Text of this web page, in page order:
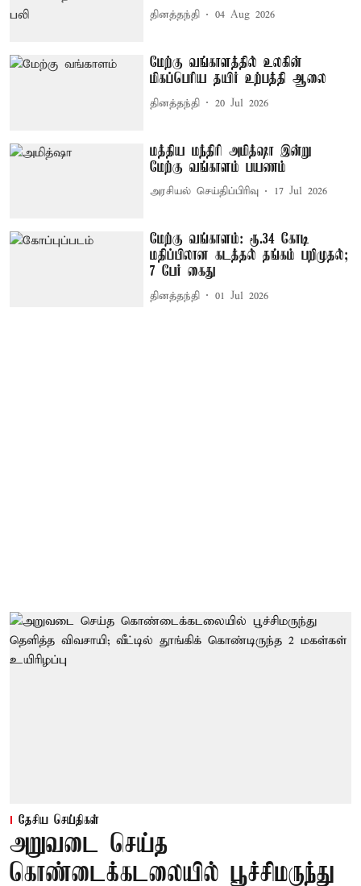
தினத்தந்தி 04 Aug 2026
மேற்கு வங்காளத்தில் உலகின்
மிகப்பெரிய தயிர் உற்பத்தி ஆலை
தினத்தந்தி 20 Jul 2026
மத்திய மந்திரி அமித்ஷா இன்று
மேற்கு வங்காளம் பயணம்
அரசியல் செய்திப்பிரிவு 17 Jul 2026
மேற்கு வங்காளம்: ரூ.34 கோடி
மதிப்பிலான கடத்தல் தங்கம் பறிமுதல்;
7 பேர் கைது
தினத்தந்தி 01 Jul 2026
தேசிய செய்திகள்
அறுவடை செய்த
கொண்டைக்கடலையில் பூச்சிமருந்து